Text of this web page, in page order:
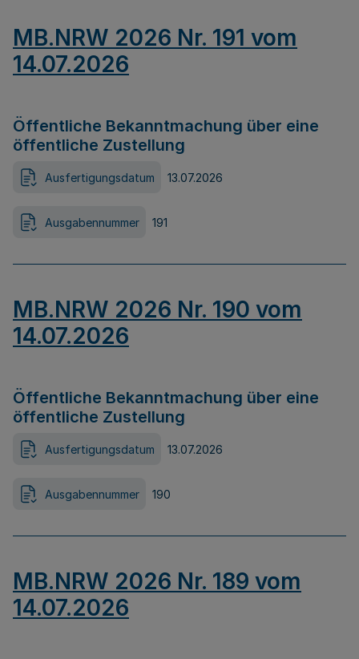
MB.NRW 2026 Nr. 191 vom
14.07.2026
Öffentliche Bekanntmachung über eine
öffentliche Zustellung
Ausfertigungsdatum 13.07.2026
Ausgabennummer 191
MB.NRW 2026 Nr. 190 vom
14.07.2026
Öffentliche Bekanntmachung über eine
öffentliche Zustellung
Ausfertigungsdatum 13.07.2026
Ausgabennummer 190
MB.NRW 2026 Nr. 189 vom
14.07.2026